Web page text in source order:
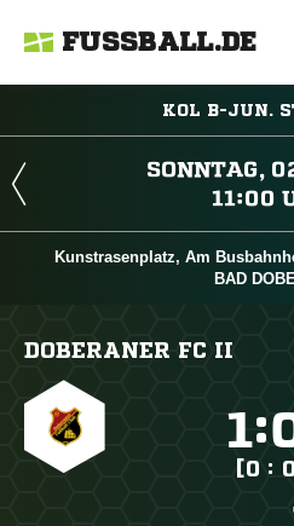
FUSSBALL.DE
KOL B-JUN.


Kunstrasenplatz, Am
BAD
DOBERANER FC II
:
[0 :